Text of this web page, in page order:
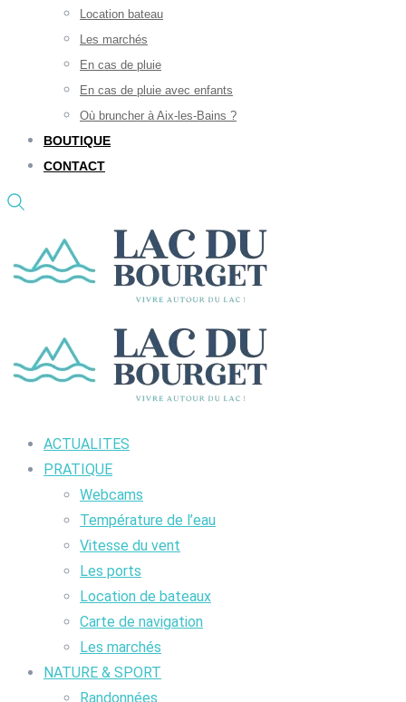
Location bateau
Les marchés
En cas de pluie
En cas de pluie avec enfants
Où bruncher à Aix-les-Bains ?
BOUTIQUE
CONTACT
ACTUALITES
PRATIQUE
Webcams
Température de l’eau
Vitesse du vent
Les ports
Location de bateaux
Carte de navigation
Les marchés
NATURE & SPORT
Randonnées